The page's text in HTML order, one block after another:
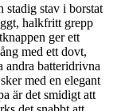
stadig stav i borstat
halkfritt grepp
ger ett
med ett dovt,
andra batteridrivna
med en elegant
är det smidigt att